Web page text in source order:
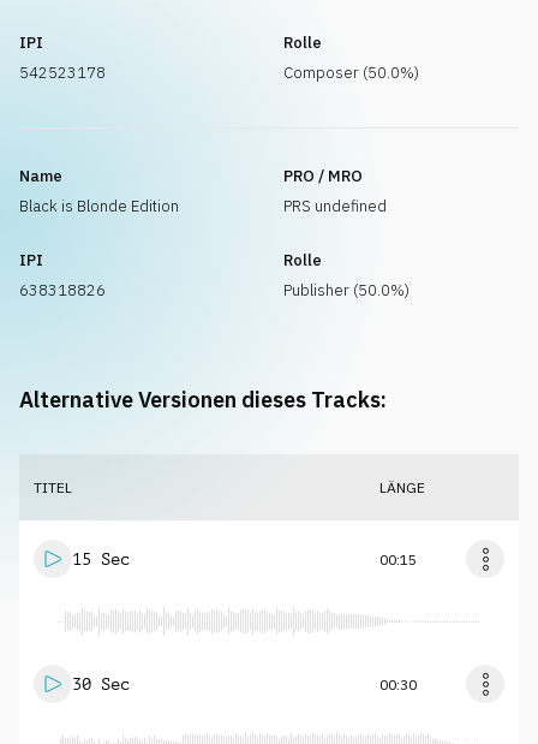
IPI
542523178
Rolle
Composer (50.0%)
Name
Black is Blonde Edition
PRO / MRO
PRS undefined
IPI
638318826
Rolle
Publisher (50.0%)
Alternative Versionen dieses Tracks:
TITEL LÄNGE
15 Sec 00:15
30 Sec 00:30